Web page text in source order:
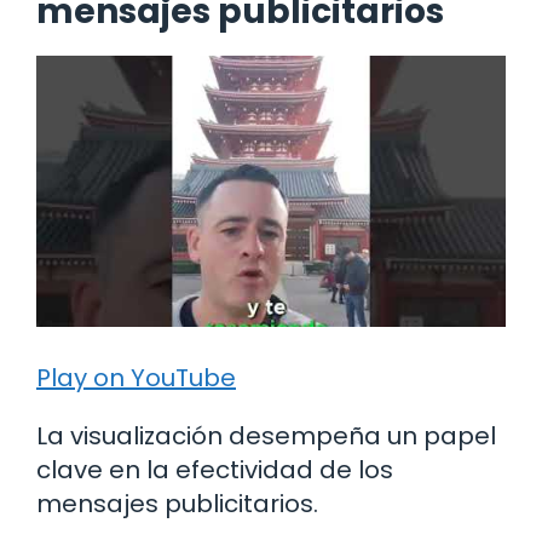
mensajes publicitarios
Play on YouTube
La visualización desempeña un papel
clave en la efectividad de los
mensajes publicitarios.